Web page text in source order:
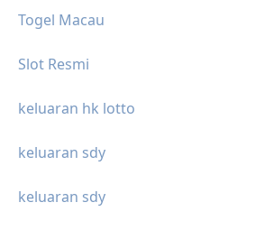
Togel Macau
Slot Resmi
keluaran hk lotto
keluaran sdy
keluaran sdy